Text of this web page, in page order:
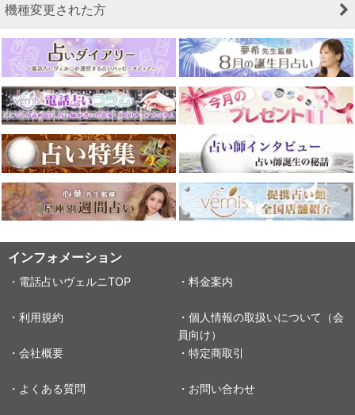
機種変更された方
インフォメーション
・電話占いヴェルニTOP ・料金案内
・利用規約
・個人情報の取扱いについて（会
員向け）
・会社概要
・特定商取引
・よくある質問 ・お問い合わせ